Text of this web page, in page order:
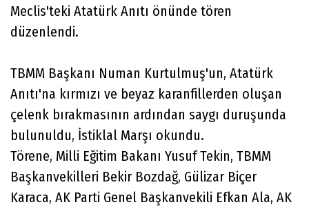
Meclis'teki Atatürk Anıtı önünde tören
düzenlendi.
TBMM Başkanı Numan Kurtulmuş'un, Atatürk
Anıtı'na kırmızı ve beyaz karanfillerden oluşan
çelenk bırakmasının ardından saygı duruşunda
bulunuldu, İstiklal Marşı okundu.
Törene, Milli Eğitim Bakanı Yusuf Tekin, TBMM
Başkanvekilleri Bekir Bozdağ, Gülizar Biçer
Karaca, AK Parti Genel Başkanvekili Efkan Ala, AK